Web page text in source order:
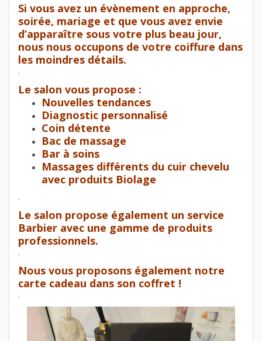
Si vous avez un évènement en approche,
soirée, mariage et que vous avez envie
d’apparaître sous votre plus beau jour,
nous nous occupons de votre coiffure dans
les moindres détails.
.
Le salon vous propose :
Nouvelles tendances
Diagnostic personnalisé
Coin détente
Bac de massage
Bar à soins
Massages différents du cuir chevelu
avec produits Biolage
.
Le salon propose également un service
Barbier avec une gamme de produits
professionnels.
.
Nous vous proposons également notre
carte cadeau dans son coffret !
.